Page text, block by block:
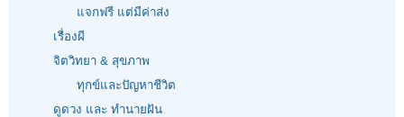
แจกฟรี แต่มีค่าส่ง
เรื่องผี
จิตวิทยา & สุขภาพ
ทุกข์และปัญหาชีวิต
ดูดวง และ ทำนายฝัน